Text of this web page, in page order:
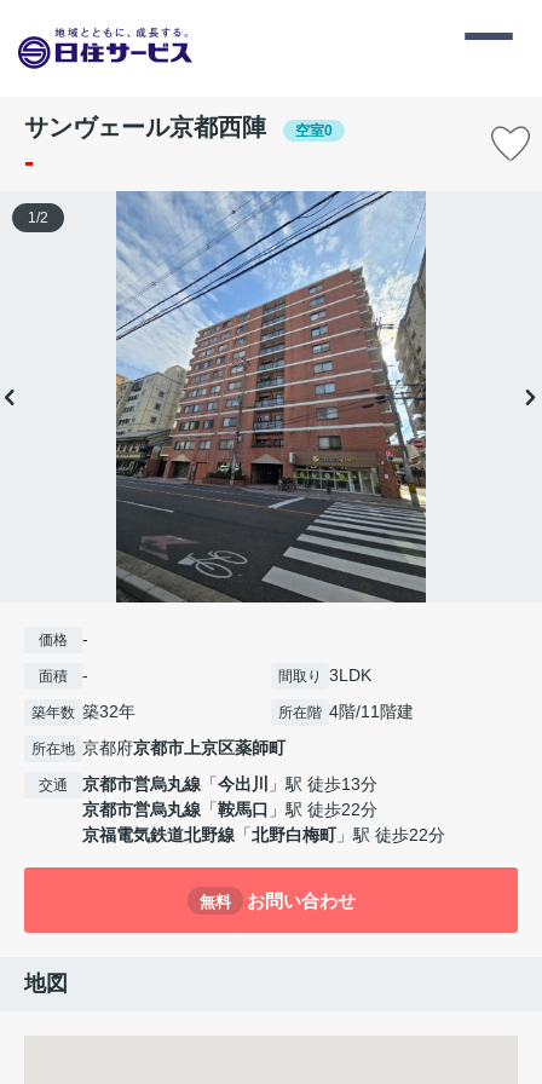
サンヴェール京都西陣 空室0
-
1/2
価格 -
面積 - 間取り 3LDK
築年数 築32年 所在階 4階/11階建
所在地 京都府京都市上京区薬師町
交通 京都市営烏丸線 「今出川
」駅 徒歩13分
京都市営烏丸線 「鞍馬口 」駅 徒歩22分
京福電気鉄道北野線 「北野白梅町」駅 徒歩22分
無料 お問い合わせ
地図